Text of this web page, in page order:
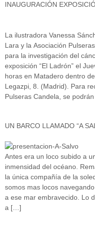
INAUGURACIÓN
La ilustradora Vanessa
Lara y la Asociación
para la investigación del
exposición “El Ladrón” el
horas en Matadero dentro
Legazpi, 8. (Madrid). Para
Pulseras Candela, se
UN BARCO LLAMADO “A
Antes era un loco subido a
inmensidad del océano.
la única compañía de la
somos mas locos
a ese mar embravecido. Lo
a […]